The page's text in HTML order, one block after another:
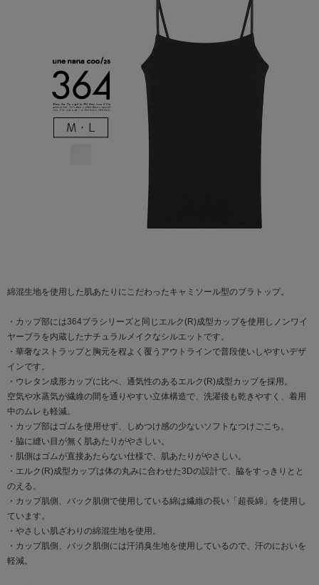
綿混生地を使用した肌あたりにこだわったキャミソール型のブラトップ。
・カップ部には364ブラシリーズと同じエルク(R)成型カップを使用しノンワイ
ヤーブラを内蔵したナチュラルメイクなシルエットです。
・華奢なストラップと胸元を程よく覆うアウトラインで普段使いしやすいデザ
インです。
・ウレタン成形カップに比べ、通気性のあるエルク(R)成型カップを採用。
空気や水蒸気が繊維の間を通りやすい立体構造で、洗濯後も乾きやすく、着用
中のムレも軽減。
・カップ部はゴムを使用せず、しめつけ感の少ないソフトなつけごこち。
・脇に縫い目が無く肌あたりがやさしい。
・肌側はゴムが直接あたらない仕様で、肌あたりがやさしい。
・エルク(R)成型カップは体の丸みに合わせた3Dの設計で、脇をすっきりとと
のえる。
・カップ肌側、バック肌側で使用している綿は繊維の長い「超長綿」を使用し
ています。
・やさしい肌ざわりの綿混生地を使用。
・カップ肌側、バック肌側には汗消臭生地を使用しているので、汗のにおいを
軽減。